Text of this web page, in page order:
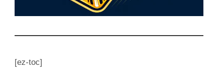
[ez-toc]